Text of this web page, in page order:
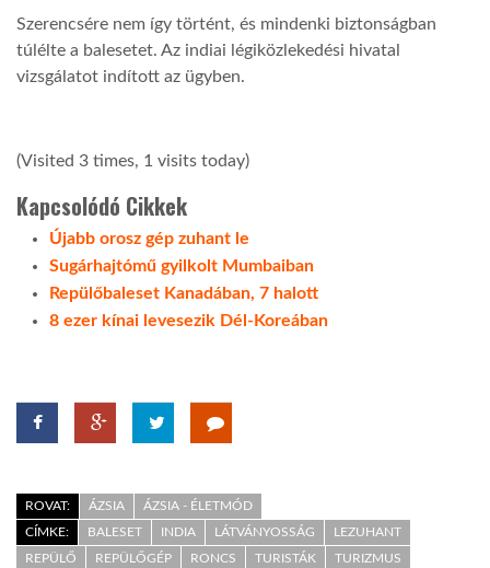
Szerencsére nem így történt, és mindenki biztonságban
túlélte a balesetet. Az indiai légiközlekedési hivatal
vizsgálatot indított az ügyben.
(Visited 3 times, 1 visits today)
Kapcsolódó Cikkek
Újabb orosz gép zuhant le
Sugárhajtómű gyilkolt Mumbaiban
Repülőbaleset Kanadában, 7 halott
8 ezer kínai levesezik Dél-Koreában
ROVAT: ÁZSIA
ÁZSIA - ÉLETMÓD
CÍMKE:
BALESET INDIA LÁTVÁNYOSSÁG
LEZUHANT
REPÜLŐ
REPÜLŐGÉP RONCS TURISTÁK TURIZMUS